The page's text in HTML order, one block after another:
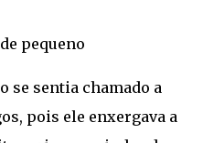
pequeno
se sentia chamado a
pois ele enxergava a